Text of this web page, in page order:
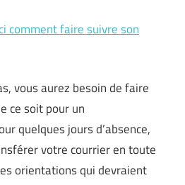
comment faire suivre son
vous aurez besoin de faire
ce soit pour un
quelques jours d’absence,
votre courrier en toute
orientations qui devraient